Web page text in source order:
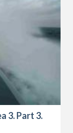
3. Part 3.